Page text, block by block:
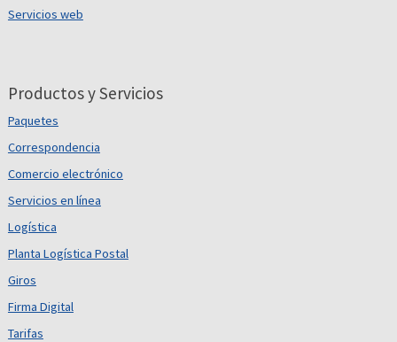
Servicios web
Productos y Servicios
Paquetes
Correspondencia
Comercio electrónico
Servicios en línea
Logística
Planta Logística Postal
Giros
Firma Digital
Tarifas